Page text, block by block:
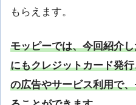
もらえます。
モッピーでは、今回紹介
にもクレジットカード発
の広告やサービス利用で